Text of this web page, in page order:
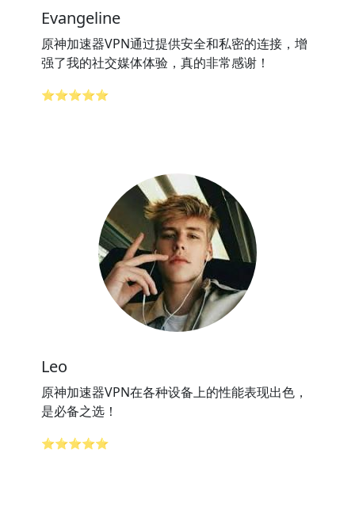
Evangeline
原神加速器VPN通过提供安全和私密的连接，增
强了我的社交媒体体验，真的非常感谢！
⭐⭐⭐⭐⭐
Leo
原神加速器VPN在各种设备上的性能表现出色，
是必备之选！
⭐⭐⭐⭐⭐